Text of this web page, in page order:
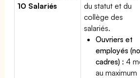
10 Salariés
du statut et du
collège des
salariés.
Ouvriers et
employés
cadres) : 4
au maximum